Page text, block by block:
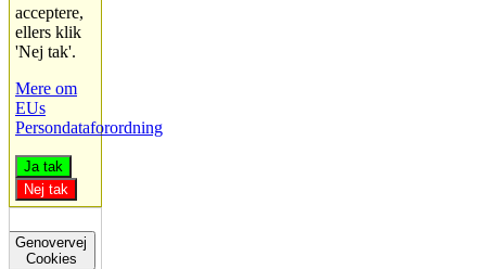
acceptere,
ellers klik
'Nej tak'.
Mere om
EUs
Persondataforordning
Ja tak
Nej tak
Genovervej
Cookies